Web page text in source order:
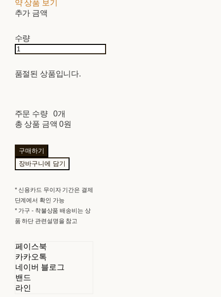
약 상품 보기
추가 금액
수량
품절된 상품입니다.
주문 수량
0개
총 상품 금액 0원
구매하기
장바구니에 담기
* 신용카드 무이자 기간은 결제
단계에서 확인 가능
* 가구 - 착불상품 배송비는 상
품 하단 관련설명을 참고
페이스북
카카오톡
네이버 블로그
밴드
라인